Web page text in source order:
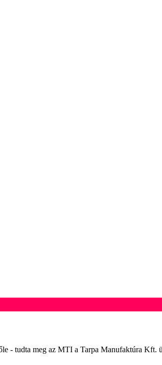
- tudta meg az MTI a Tarpa Manufaktúra Kft.